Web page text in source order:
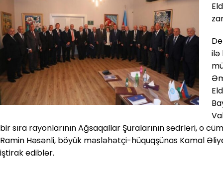
ilə
bir sıra rayonlarının Ağsaqallar Şuralarının sədrləri, o
Ramin Həsənli, böyük məsləhətçi-hüquqşünas Kamal
iştirak ediblər.